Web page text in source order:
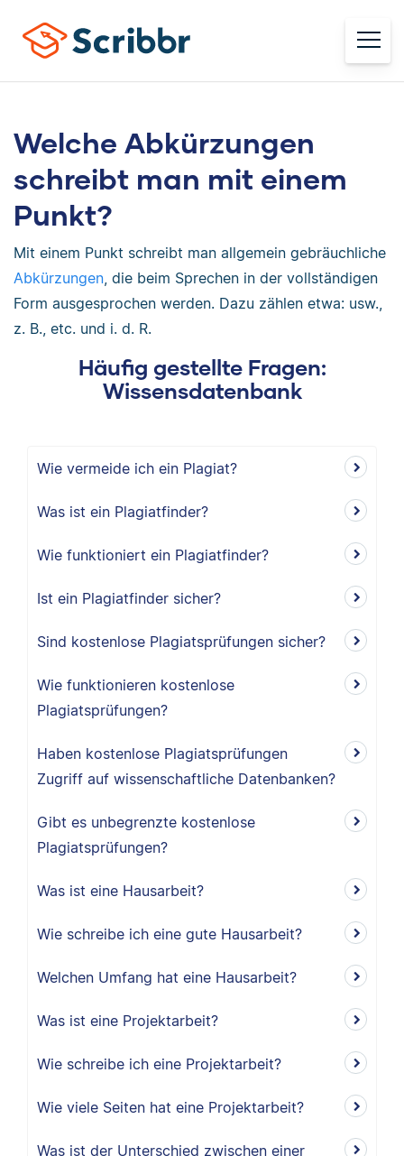
Welche Abkürzungen
schreibt man mit einem
Punkt?
Mit einem Punkt schreibt man allgemein gebräuchliche
Abkürzungen, die beim Sprechen in der vollständigen
Form ausgesprochen werden. Dazu zählen etwa: usw.,
z. B., etc. und i. d. R.
Häufig gestellte Fragen:
Wissensdatenbank
Wie vermeide ich ein Plagiat?
Was ist ein Plagiatfinder?
Wie funktioniert ein Plagiatfinder?
Ist ein Plagiatfinder sicher?
Sind kostenlose Plagiatsprüfungen sicher?
Wie funktionieren kostenlose
Plagiatsprüfungen?
Haben kostenlose Plagiatsprüfungen
Zugriff auf wissenschaftliche Datenbanken?
Gibt es unbegrenzte kostenlose
Plagiatsprüfungen?
Was ist eine Hausarbeit?
Wie schreibe ich eine gute Hausarbeit?
Welchen Umfang hat eine Hausarbeit?
Was ist eine Projektarbeit?
Wie schreibe ich eine Projektarbeit?
Wie viele Seiten hat eine Projektarbeit?
Was ist der Unterschied zwischen einer